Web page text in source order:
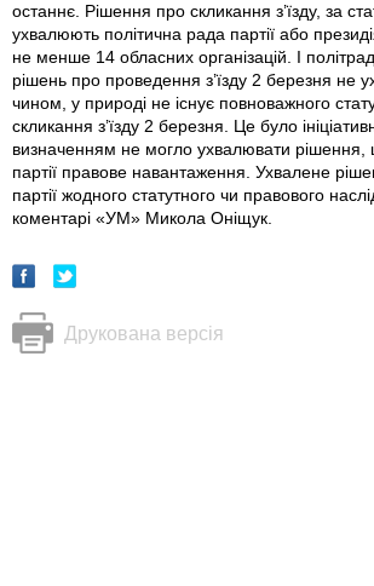
останнє. Рішення про скликання з’їзду, за
ухвалюють політична рада партії або
не менше 14 обласних організацій. І
рішень про проведення з’їзду 2 березня не
чином, у природі не існує повноважного
скликання з’їзду 2 березня. Це було
визначенням не могло ухвалювати
партії правове навантаження. Ухвалене
партії жодного статутного чи правового
коментарі «УМ» Микола Оніщук.
Друкована версія